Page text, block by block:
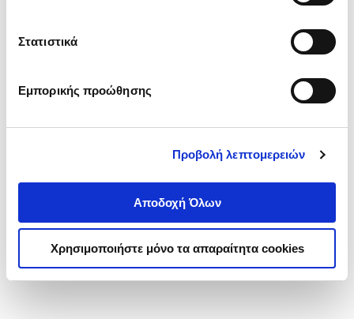
Στατιστικά
Εμπορικής προώθησης
Προβολή λεπτομερειών
Αποδοχή Όλων
Χρησιμοποιήστε μόνο τα απαραίτητα cookies